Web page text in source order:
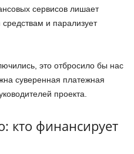
сервисов лишает
и парализует
это отбросило бы нас
суверенная платежная
проекта.
кто финансирует